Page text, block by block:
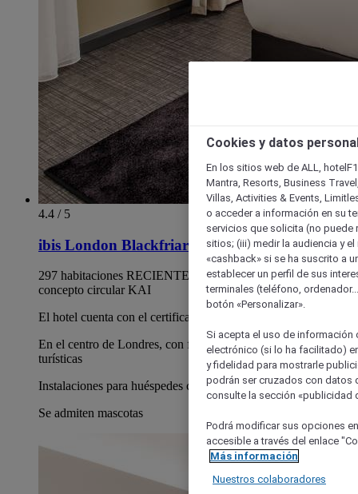
4.4 / 5
ibis London Blackfriars
297 habitaciones RECIENTEMENTE RENOVADAS con el
concepto circular KAI
El hotel cuenta con el certificado Llave Verde
En el centro de Londres, con fácil acceso a las atracciones
turísticas
Instalaciones para huéspedes con limitaciones físicas
Se admiten mascotas
Cookies y datos
En los sitios web de ALL,
Mantra, Resorts, Business
Villas, Activities & Events,
o acceder a información en su
servicios que solicita (no puede
sitios; (iii) medir la audiencia y
«cashback» si se ha suscrito a
establecer un perfil de sus
terminales (teléfono,
botón «Personalizar».
Si acepta el uso de
electrónico (si lo ha facilitado)
y fidelidad para mostrarle
podrán ser cruzados con datos
consulte la sección «publicidad
Podrá modificar sus opciones
accesible a través del enlace
Más información
Nuestros colaboradores